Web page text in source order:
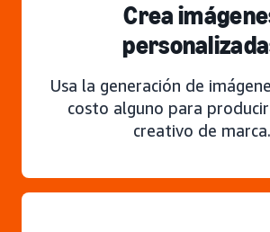
Crea
Usa la generación de
costo alguno para
creativo de marca.